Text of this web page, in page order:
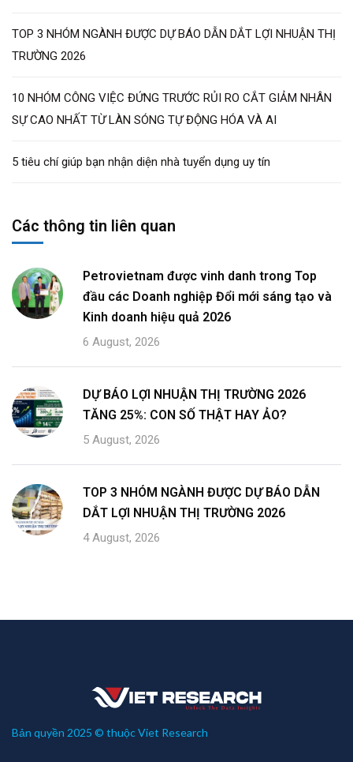
TOP 3 NHÓM NGÀNH ĐƯỢC DỰ BÁO DẪN DẮT LỢI NHUẬN THỊ
TRƯỜNG 2026
10 NHÓM CÔNG VIỆC ĐỨNG TRƯỚC RỦI RO CẮT GIẢM NHÂN
SỰ CAO NHẤT TỪ LÀN SÓNG TỰ ĐỘNG HÓA VÀ AI
5 tiêu chí giúp bạn nhận diện nhà tuyển dụng uy tín
Các thông tin liên quan
Petrovietnam được vinh danh trong Top
đầu các Doanh nghiệp Đổi mới sáng tạo và
Kinh doanh hiệu quả 2026
6 August, 2026
DỰ BÁO LỢI NHUẬN THỊ TRƯỜNG 2026
TĂNG 25%: CON SỐ THẬT HAY ẢO?
5 August, 2026
TOP 3 NHÓM NGÀNH ĐƯỢC DỰ BÁO DẪN
DẮT LỢI NHUẬN THỊ TRƯỜNG 2026
4 August, 2026
Bản quyền 2025 © thuộc Viet Research